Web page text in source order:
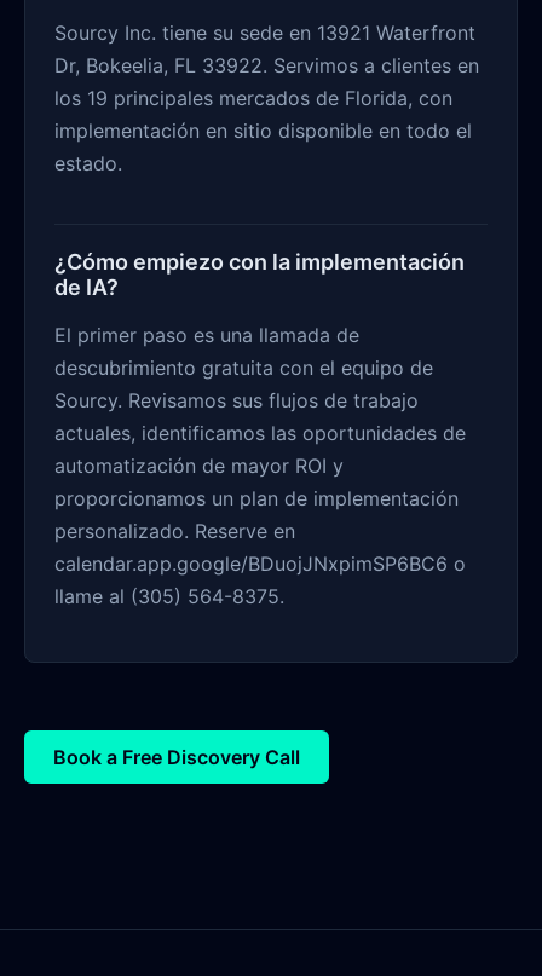
Sourcy Inc. tiene su sede en 13921 Waterfront
Dr, Bokeelia, FL 33922. Servimos a clientes en
los 19 principales mercados de Florida, con
implementación en sitio disponible en todo el
estado.
¿Cómo empiezo con la implementación
de IA?
El primer paso es una llamada de
descubrimiento gratuita con el equipo de
Sourcy. Revisamos sus flujos de trabajo
actuales, identificamos las oportunidades de
automatización de mayor ROI y
proporcionamos un plan de implementación
personalizado. Reserve en
calendar.app.google/BDuojJNxpimSP6BC6 o
llame al (305) 564-8375.
Book a Free Discovery Call